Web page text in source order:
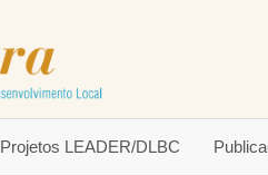
Projetos LEADER/DLBC